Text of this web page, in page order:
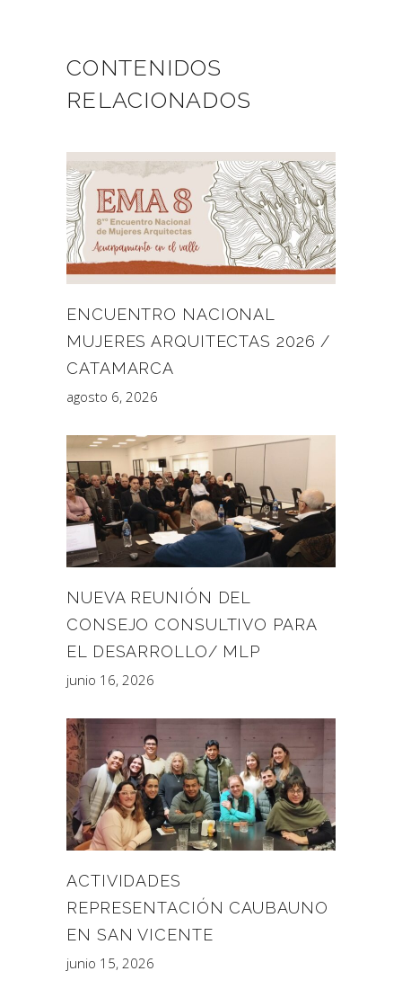
CONTENIDOS
RELACIONADOS
ENCUENTRO NACIONAL
MUJERES ARQUITECTAS 2026 /
CATAMARCA
agosto 6, 2026
NUEVA REUNIÓN DEL
CONSEJO CONSULTIVO PARA
EL DESARROLLO/ MLP
junio 16, 2026
ACTIVIDADES
REPRESENTACIÓN CAUBAUNO
EN SAN VICENTE
junio 15, 2026